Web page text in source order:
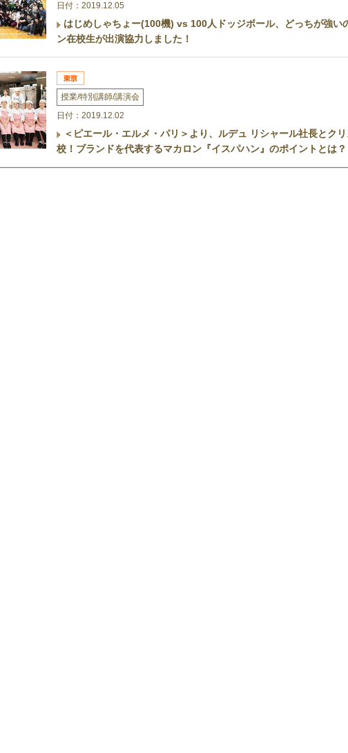
日付：2019.12.05
はじめしゃちょー(100機) vs 100人ドッジボール、どっちが強い
ン在校生が出演協力しました！
授業/特別講師/講演会
日付：2019.12.02
＜ピエール・エルメ・パリ＞より、ルデュ リシャール社長とク
校！ブランドを代表するマカロン『イスパハン』のポイントとは？